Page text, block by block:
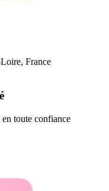
France
toute confiance